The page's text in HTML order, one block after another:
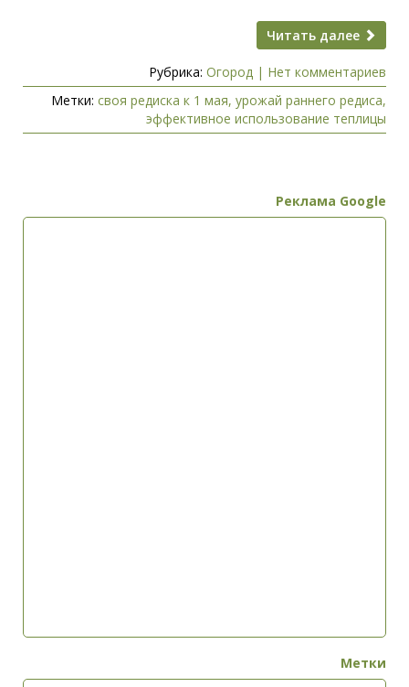
Читать далее
Рубрика: Огород | Нет комментариев
Метки: своя редиска к 1 мая, урожай раннего редиса,
эффективное использование теплицы
Реклама Google
Метки